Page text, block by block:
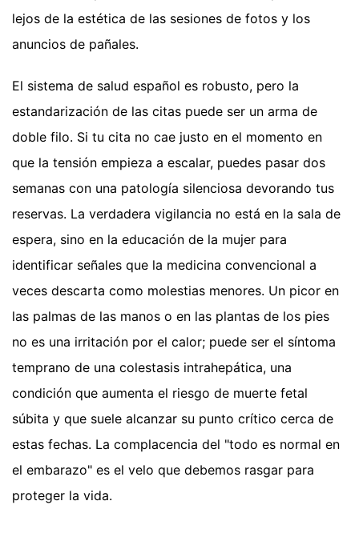
lejos de la estética de las sesiones de fotos y los
anuncios de pañales.
El sistema de salud español es robusto, pero la
estandarización de las citas puede ser un arma de
doble filo. Si tu cita no cae justo en el momento en
que la tensión empieza a escalar, puedes pasar dos
semanas con una patología silenciosa devorando tus
reservas. La verdadera vigilancia no está en la sala de
espera, sino en la educación de la mujer para
identificar señales que la medicina convencional a
veces descarta como molestias menores. Un picor en
las palmas de las manos o en las plantas de los pies
no es una irritación por el calor; puede ser el síntoma
temprano de una colestasis intrahepática, una
condición que aumenta el riesgo de muerte fetal
súbita y que suele alcanzar su punto crítico cerca de
estas fechas. La complacencia del "todo es normal en
el embarazo" es el velo que debemos rasgar para
proteger la vida.